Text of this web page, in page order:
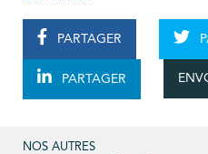
PARTAGER
PARTAGER
NOS AUTRES